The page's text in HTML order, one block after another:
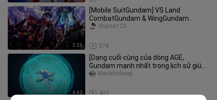
5:26
[Mobile SuitGundam] VS Land
CombatGundam & WingGundam
Tianshou Zero & Tiger Crimson Loại
578
chams123
4:40
[Dạng cuối cùng của dòng AGE,
Gundam mạnh nhất trong lịch sử giúp
tối đa hóa hiệu suất] AGE-FXGundam
402
Maoshulaoqi